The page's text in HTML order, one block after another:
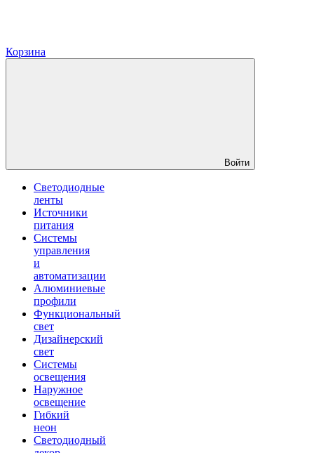
Корзина
Войти
Светодиодные
ленты
Источники
питания
Системы
управления
и
автоматизации
Алюминиевые
профили
Функциональный
свет
Дизайнерский
свет
Системы
освещения
Наружное
освещение
Гибкий
неон
Светодиодный